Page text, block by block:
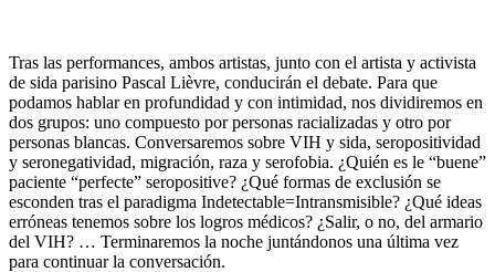
Tras las performances, ambos artistas, junto con el artista y activista
de sida parisino Pascal Lièvre, conducirán el debate. Para que
podamos hablar en profundidad y con intimidad, nos dividiremos en
dos grupos: uno compuesto por personas racializadas y otro por
personas blancas. Conversaremos sobre VIH y sida, seropositividad
y seronegatividad, migración, raza y serofobia. ¿Quién es le “buene”
paciente “perfecte” seropositive? ¿Qué formas de exclusión se
esconden tras el paradigma Indetectable=Intransmisible? ¿Qué ideas
erróneas tenemos sobre los logros médicos? ¿Salir, o no, del armario
del VIH? … Terminaremos la noche juntándonos una última vez
para continuar la conversación.